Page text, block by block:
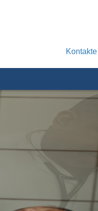
Kontakte